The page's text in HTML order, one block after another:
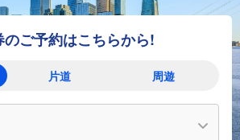
ご予約はこちらから!
片道 周遊